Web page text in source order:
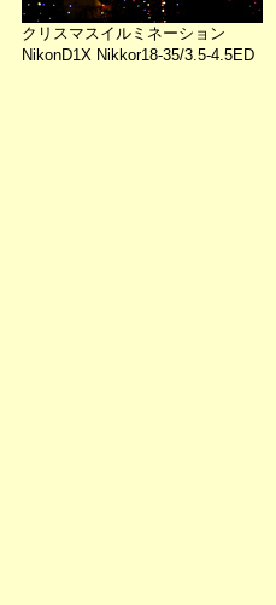
クリスマスイルミネーション
NikonD1X Nikkor18-35/3.5-4.5ED